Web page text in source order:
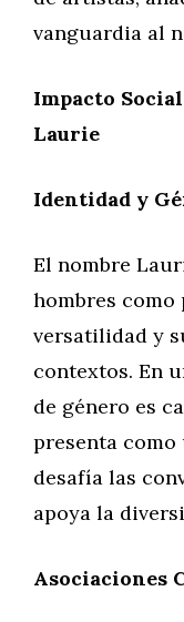
vanguardia al
Impacto
Laurie
Identidad y
El nombre
hombres como
versatilidad y
contextos. En
de género es
presenta como
desafía las
apoya la
Asociaciones